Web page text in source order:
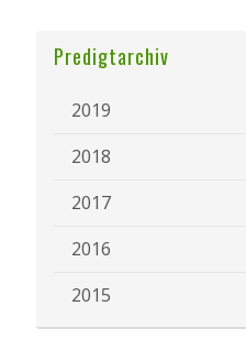
Predigtarchiv
2019
2018
2017
2016
2015